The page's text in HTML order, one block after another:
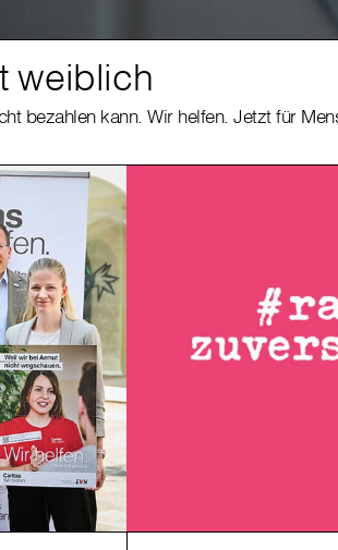
weiblich
bezahlen kann. Wir helfen. Jetzt für